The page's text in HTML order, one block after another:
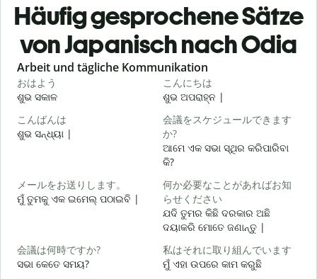
Häufig gesprochene Sätze
von Japanisch nach Odia
Slide 1 of 6
Arbeit und tägliche Kommunikation
おはよう
ଶୁଭ ସକାଳ
こんにちは
ଶୁଭ ଅପରାହ୍ନ |
こんばんは
ଶୁଭ ସନ୍ଧ୍ୟା |
会議をスケジュールできます
か?
ଆମେ ଏକ ସଭା ସ୍ଥିର କରିପାରିବା
କି?
メールをお送りします。
ମୁଁ ତୁମକୁ ଏକ ଇମେଲ୍ ପଠାଇବି |
何か必要なことがあればお知
らせください
ଯଦି ତୁମର କିଛି ଦରକାର ଅଛି
ଦୟାକରି ମୋତେ ଜଣାନ୍ତୁ |
会議は何時ですか?
ସଭା କେତେ ସମୟ?
私はそれに取り組んでいます
ମୁଁ ଏହା ଉପରେ କାମ କରୁଛି